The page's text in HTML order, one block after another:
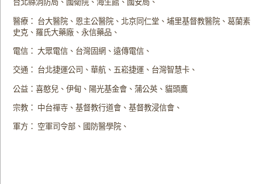
台北縣消防局、國衛院、海生館、國安局、
醫療： 台大醫院、恩主公醫院、北京同仁堂、埔里基督教醫院、葛蘭素
史克、羅氏大藥廠、永信藥品、
電信： 大眾電信、台灣固網、遠傳電信、
交通： 台北捷運公司、華航、五崧捷運、台灣智慧卡、
公益：喜憨兒、伊甸、陽光基金會、蒲公英、貓頭鷹
宗教： 中台禪寺、基督教行道會、基督教浸信會、
軍方： 空軍司令部、國防醫學院、